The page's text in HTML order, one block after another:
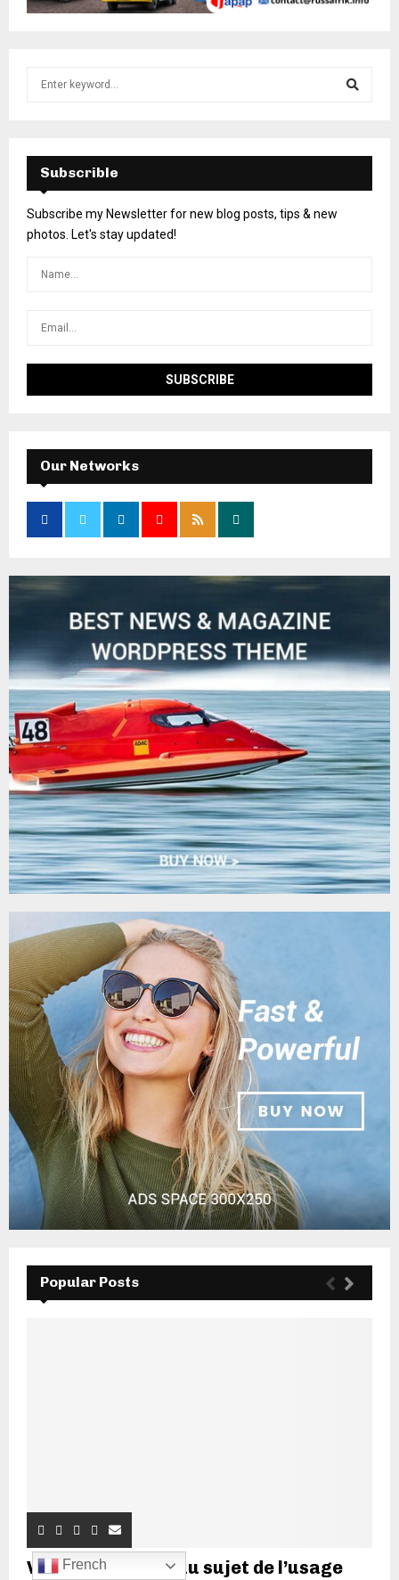
Subscrible
Subscribe my Newsletter for new blog posts, tips & new
photos. Let's stay updated!
Our Networks
Popular Posts
Vladimir Poutine au sujet de l’usage
French